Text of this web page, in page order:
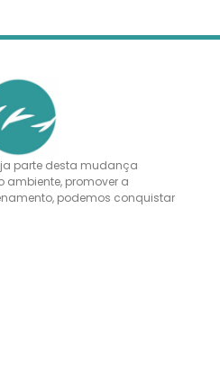
parte desta mudança
ambiente, promover a
podemos conquistar